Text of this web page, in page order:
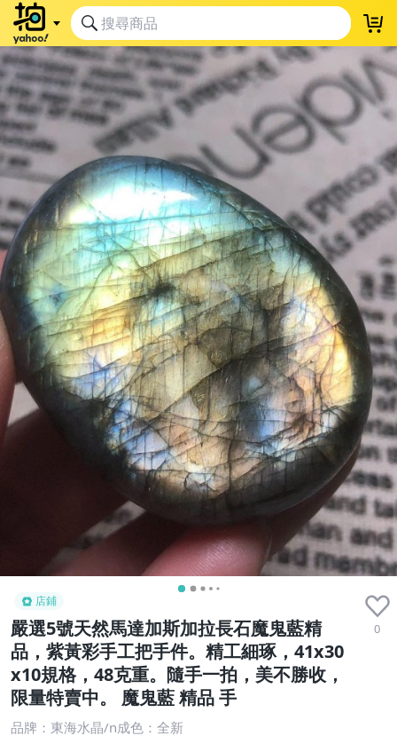
店鋪
嚴選5號天然馬達加斯加拉長石魔鬼藍精
品，紫黃彩手工把手件。精工細琢，41x30
x10規格，48克重。隨手一拍，美不勝收，
限量特賣中。 魔鬼藍 精品 手
0
品牌：東海水晶/n成色：全新